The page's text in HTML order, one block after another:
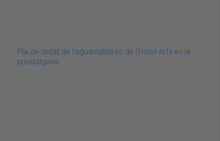
Pla de detall de l'aguantallibres de l'Hotel Arts en la
prestatgeria